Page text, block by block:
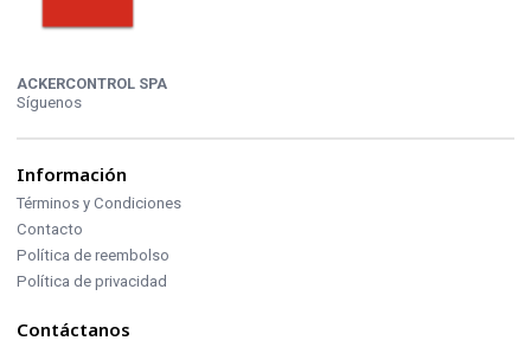
ACKERCONTROL SPA
Síguenos
Información
Términos y Condiciones
Contacto
Política de reembolso
Política de privacidad
Contáctanos